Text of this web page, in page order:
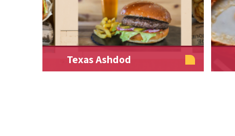
Texas Ashdod